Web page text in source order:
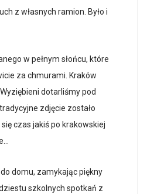
z własnych ramion. Było i
w pełnym słońcu, które
za chmurami. Kraków
dotarliśmy pod
zdjęcie zostało
czas jakiś po krakowskiej
domu, zamykając piękny
szkolnych spotkań z